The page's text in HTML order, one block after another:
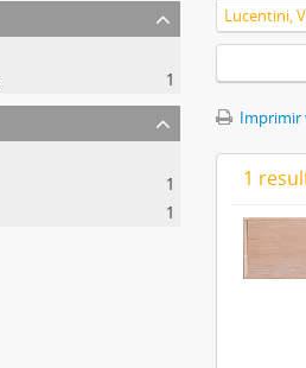
1
1
1
Lucentini,
Imprimir
1